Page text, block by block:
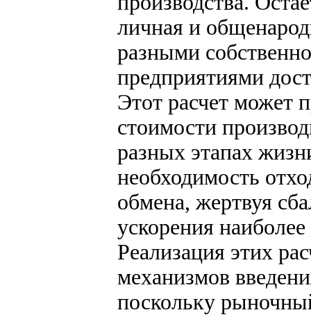
личная и
разными
предприятиями
Этот расчет может
стоимости
разных этапах
необходимость
обмена, жертвуя
ускорения
Реализация этих
механизмов
поскольку